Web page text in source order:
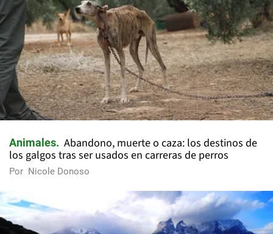
Animales
Abandono, muerte o caza: los destinos de
los galgos tras ser usados en carreras de perros
Por Nicole Donoso